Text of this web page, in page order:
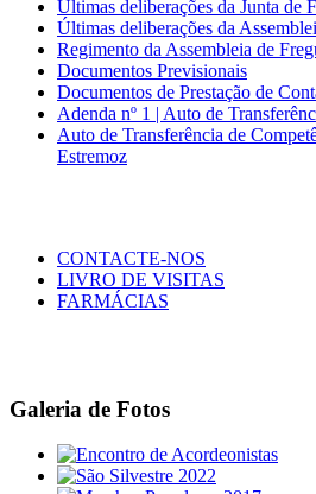
Últimas deliberações da Junta de
Últimas deliberações da
Regimento da Assembleia de
Documentos Previsionais
Documentos de Prestação de
Adenda nº 1 | Auto de
Auto de Transferência de
Estremoz
CONTACTE-NOS
LIVRO DE VISITAS
FARMÁCIAS
Galeria de Fotos